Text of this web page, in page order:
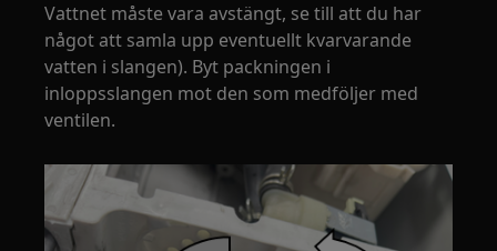
Vattnet måste vara avstängt, se till att du har
något att samla upp eventuellt kvarvarande
vatten i slangen). Byt packningen i
inloppsslangen mot den som medföljer med
ventilen.